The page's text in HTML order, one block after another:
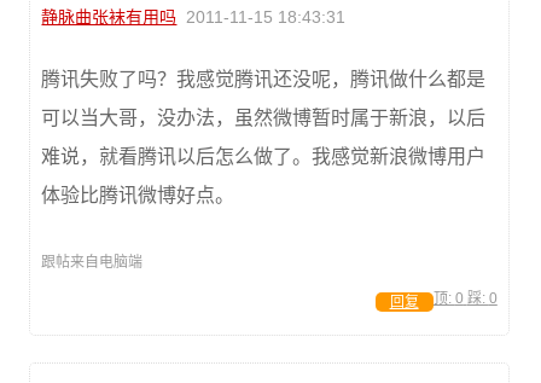
静脉曲张袜有用吗 2011-11-15 18:43:31
腾讯失败了吗？我感觉腾讯还没呢，腾讯做什么都是
可以当大哥，没办法，虽然微博暂时属于新浪，以后
难说，就看腾讯以后怎么做了。我感觉新浪微博用户
体验比腾讯微博好点。
跟帖来自电脑端
顶: 0 踩: 0
回复